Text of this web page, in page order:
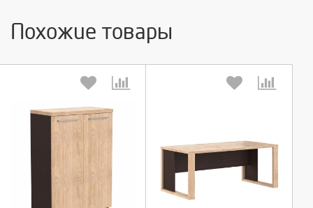
Похожие товары
Выберите количество: Выберите количество: